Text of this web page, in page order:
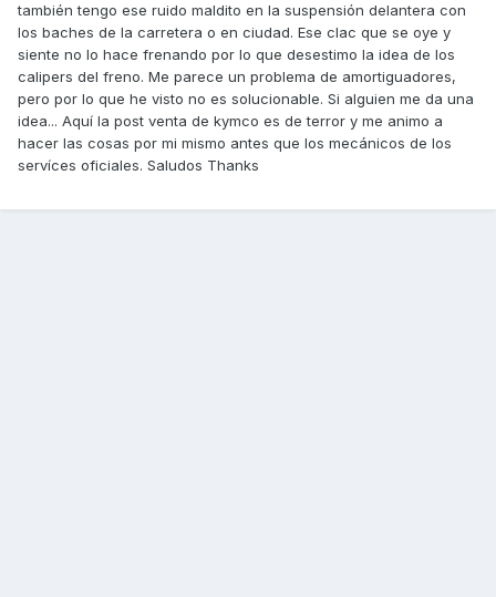
también tengo ese ruido maldito en la suspensión delantera con
los baches de la carretera o en ciudad. Ese clac que se oye y
siente no lo hace frenando por lo que desestimo la idea de los
calipers del freno. Me parece un problema de amortiguadores,
pero por lo que he visto no es solucionable. Si alguien me da una
idea... Aquí la post venta de kymco es de terror y me animo a
hacer las cosas por mi mismo antes que los mecánicos de los
servíces oficiales. Saludos Thanks